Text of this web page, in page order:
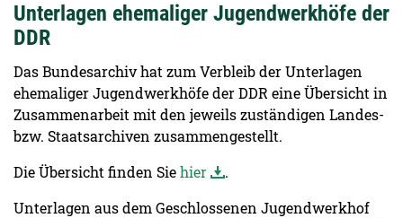
Unterlagen ehemaliger Jugendwerkhöfe der
DDR
Das Bundesarchiv hat zum Verbleib der Unterlagen
ehemaliger Jugendwerkhöfe der DDR eine Übersicht in
Zusammenarbeit mit den jeweils zuständigen Landes-
bzw. Staatsarchiven zusammengestellt.
Die Übersicht finden Siehier
.
Unterlagen aus dem Geschlossenen Jugendwerkhof